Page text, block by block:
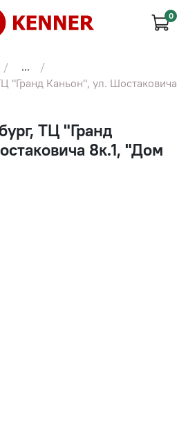
0
...
"Гранд Каньон", ул. Шостаковича
ТЦ "Гранд
8к.1, "Дом